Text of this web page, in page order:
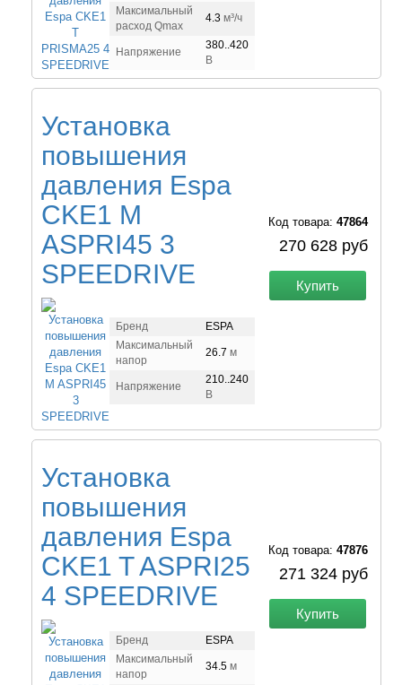
Максимальный
расход Qmax
4.3 м³/ч
Напряжение
380..420
В
Установка
повышения
давления Espa
CKE1 M
ASPRI45 3
SPEEDRIVE
Код товара: 47864
270 628 руб
Купить
Бренд
ESPA
Максимальный
напор
26.7 м
Напряжение
210..240
В
Установка
повышения
давления Espa
CKE1 T ASPRI25
4 SPEEDRIVE
Код товара: 47876
271 324 руб
Купить
Бренд
ESPA
Максимальный
напор
34.5 м